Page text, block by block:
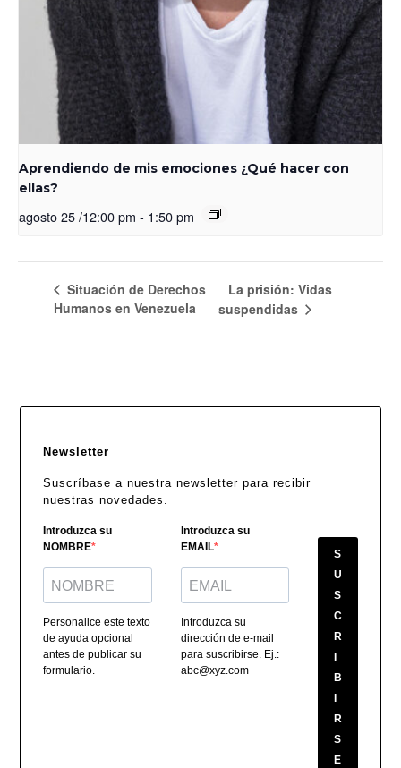
Aprendiendo de mis emociones ¿Qué hacer con
ellas?
agosto 25 /12:00 pm - 1:50 pm
Situación de Derechos
Humanos en Venezuela
La prisión: Vidas
suspendidas
Newsletter
Suscríbase a nuestra newsletter para recibir
nuestras novedades.
Introduzca su
NOMBRE
Personalice este texto
de ayuda opcional
antes de publicar su
formulario.
Introduzca su
EMAIL
Introduzca su
dirección de e-mail
para suscribirse. Ej.:
abc@xyz.com
S
U
S
C
R
B
R
S
E